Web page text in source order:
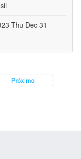
Thu Dec 31
Próximo